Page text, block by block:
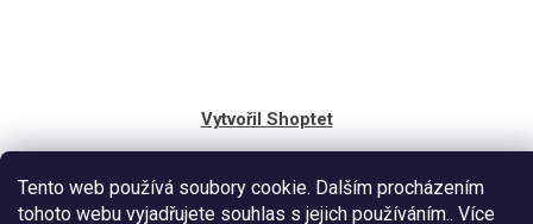
Tento web používá soubory cookie. Dalším procházením
tohoto webu vyjadřujete souhlas s jejich používáním.. Více
Vytvořil Shoptet